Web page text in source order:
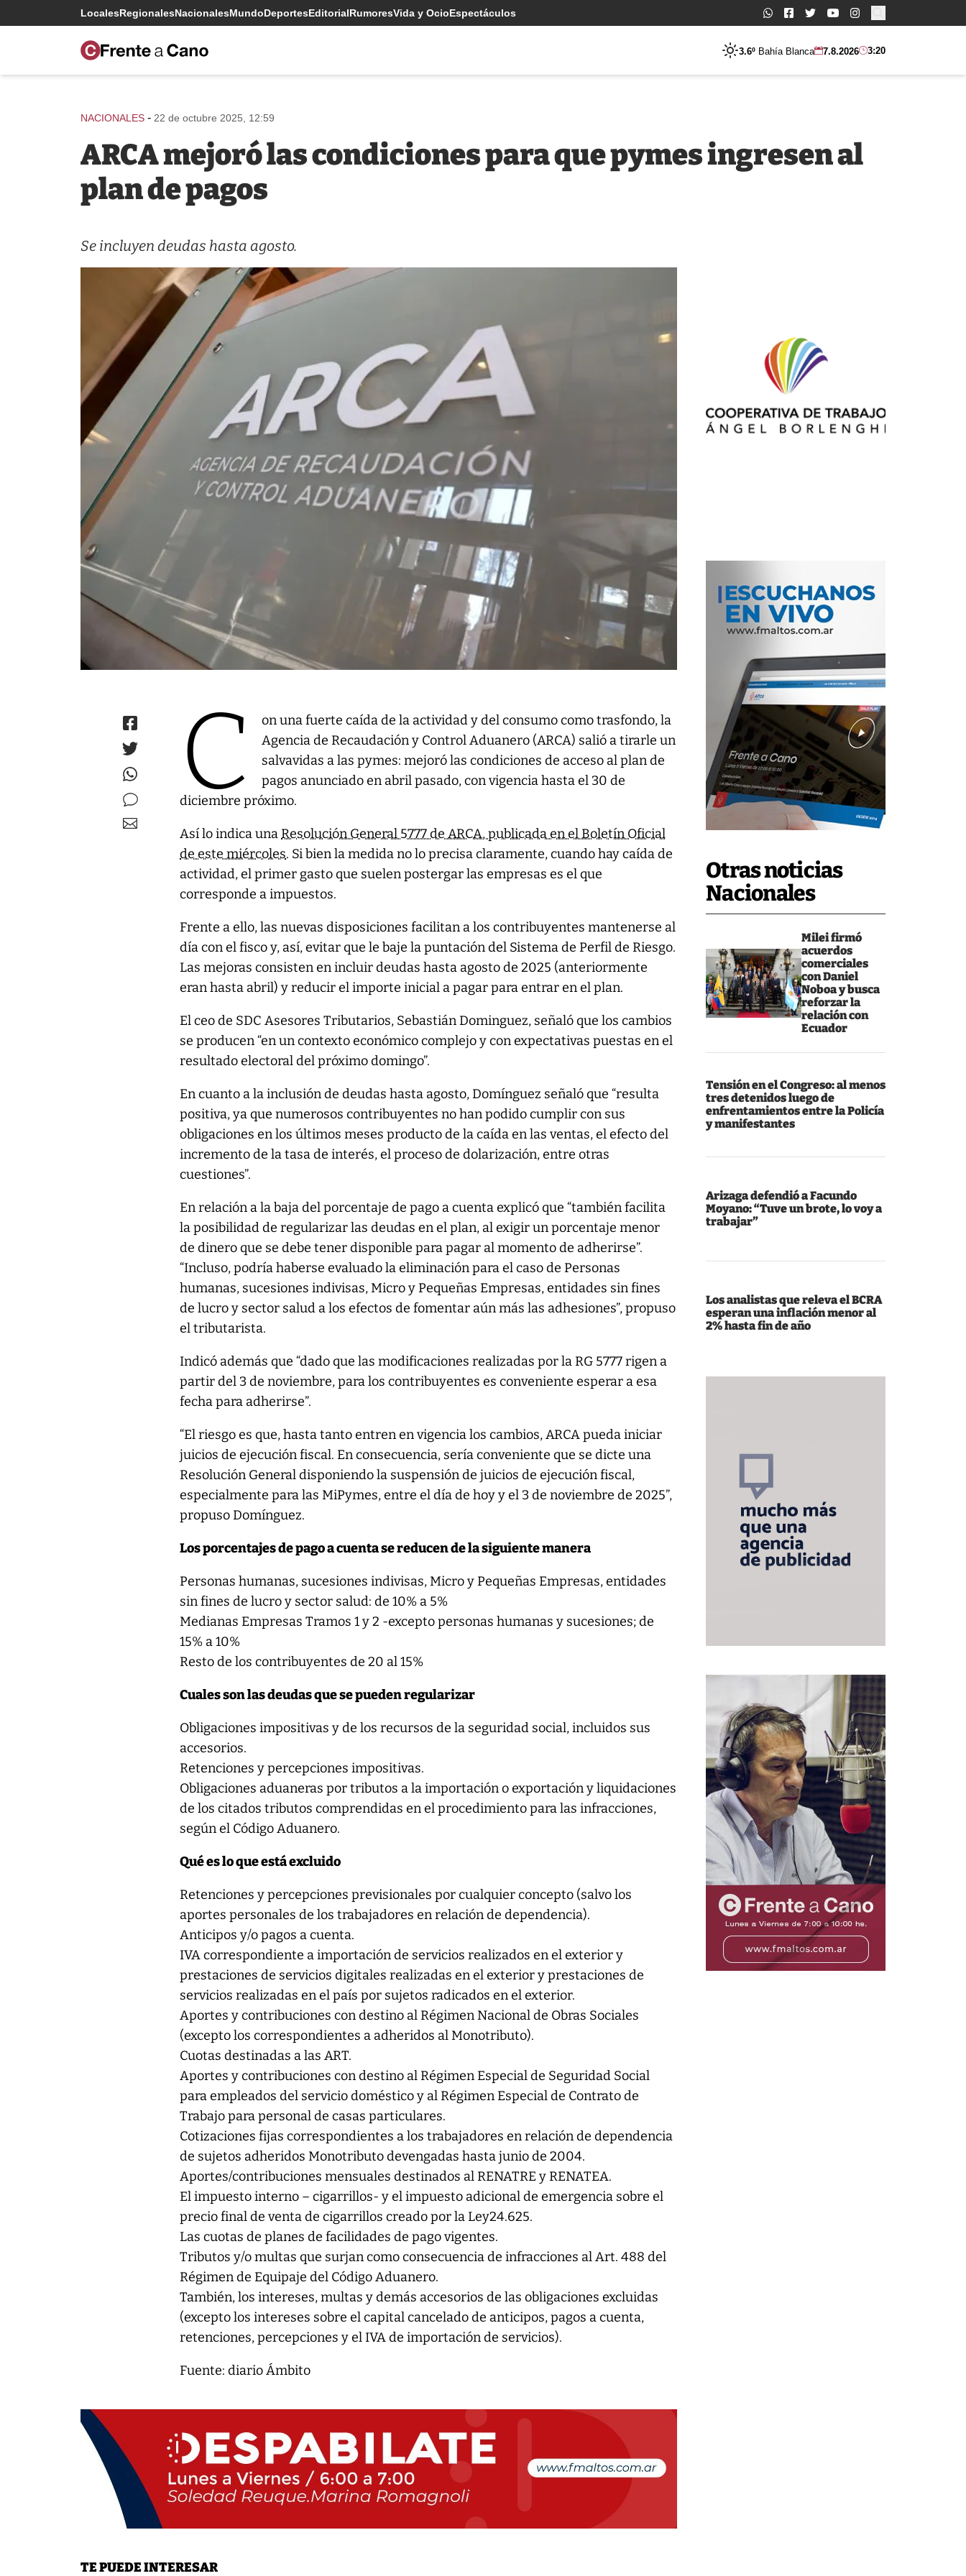
LocalesRegionalesNacionalesMundoDeportesEditorialRumoresVida y OcioEspectáculos Buscar:
3.6º Bahía Blanca 7.8.2026 3:20
Otras noticias
Nacionales
Milei firmó
acuerdos
comerciales
con Daniel
Noboa y busca
reforzar la
relación con
Ecuador
Tensión en el Congreso: al menos
tres detenidos luego de
enfrentamientos entre la Policía
y manifestantes
Arizaga defendió a Facundo
Moyano: “Tuve un brote, lo voy a
trabajar”
Los analistas que releva el BCRA
esperan una inflación menor al
2% hasta fin de año
NACIONALES - 22 de octubre 2025, 12:59
ARCA mejoró las condiciones para que pymes ingresen al
plan de pagos
Se incluyen deudas hasta agosto.
C
on una fuerte caída de la actividad y del consumo como trasfondo, la
Agencia de Recaudación y Control Aduanero (ARCA) salió a tirarle un
salvavidas a las pymes: mejoró las condiciones de acceso al plan de
pagos anunciado en abril pasado, con vigencia hasta el 30 de
diciembre próximo.
Así lo indica unaResolución General 5777 de ARCA, publicada en el Boletín Oficial
de este miércoles. Si bien la medida no lo precisa claramente, cuando hay caída de
actividad, el primer gasto que suelen postergar las empresas es el que
corresponde a impuestos.
Frente a ello, las nuevas disposiciones facilitan a los contribuyentes mantenerse al
día con el fisco y, así, evitar que le baje la puntación del Sistema de Perfil de Riesgo.
Las mejoras consisten en incluir deudas hasta agosto de 2025 (anteriormente
eran hasta abril) y reducir el importe inicial a pagar para entrar en el plan.
El ceo de SDC Asesores Tributarios, Sebastián Dominguez, señaló que los cambios
se producen “en un contexto económico complejo y con expectativas puestas en el
resultado electoral del próximo domingo”.
En cuanto a la inclusión de deudas hasta agosto, Domínguez señaló que “resulta
positiva, ya que numerosos contribuyentes no han podido cumplir con sus
obligaciones en los últimos meses producto de la caída en las ventas, el efecto del
incremento de la tasa de interés, el proceso de dolarización, entre otras
cuestiones”.
En relación a la baja del porcentaje de pago a cuenta explicó que “también facilita
la posibilidad de regularizar las deudas en el plan, al exigir un porcentaje menor
de dinero que se debe tener disponible para pagar al momento de adherirse”.
“Incluso, podría haberse evaluado la eliminación para el caso de Personas
humanas, sucesiones indivisas, Micro y Pequeñas Empresas, entidades sin fines
de lucro y sector salud a los efectos de fomentar aún más las adhesiones”, propuso
el tributarista.
Indicó además que “dado que las modificaciones realizadas por la RG 5777 rigen a
partir del 3 de noviembre, para los contribuyentes es conveniente esperar a esa
fecha para adherirse”.
“El riesgo es que, hasta tanto entren en vigencia los cambios, ARCA pueda iniciar
juicios de ejecución fiscal. En consecuencia, sería conveniente que se dicte una
Resolución General disponiendo la suspensión de juicios de ejecución fiscal,
especialmente para las MiPymes, entre el día de hoy y el 3 de noviembre de 2025”,
propuso Domínguez.
Los porcentajes de pago a cuenta se reducen de la siguiente manera
Personas humanas, sucesiones indivisas, Micro y Pequeñas Empresas, entidades
sin fines de lucro y sector salud: de 10% a 5%
Medianas Empresas Tramos 1 y 2 -excepto personas humanas y sucesiones; de
15% a 10%
Resto de los contribuyentes de 20 al 15%
Cuales son las deudas que se pueden regularizar
Obligaciones impositivas y de los recursos de la seguridad social, incluidos sus
accesorios.
Retenciones y percepciones impositivas.
Obligaciones aduaneras por tributos a la importación o exportación y liquidaciones
de los citados tributos comprendidas en el procedimiento para las infracciones,
según el Código Aduanero.
Qué es lo que está excluido
Retenciones y percepciones previsionales por cualquier concepto (salvo los
aportes personales de los trabajadores en relación de dependencia).
Anticipos y/o pagos a cuenta.
IVA correspondiente a importación de servicios realizados en el exterior y
prestaciones de servicios digitales realizadas en el exterior y prestaciones de
servicios realizadas en el país por sujetos radicados en el exterior.
Aportes y contribuciones con destino al Régimen Nacional de Obras Sociales
(excepto los correspondientes a adheridos al Monotributo).
Cuotas destinadas a las ART.
Aportes y contribuciones con destino al Régimen Especial de Seguridad Social
para empleados del servicio doméstico y al Régimen Especial de Contrato de
Trabajo para personal de casas particulares.
Cotizaciones fijas correspondientes a los trabajadores en relación de dependencia
de sujetos adheridos Monotributo devengadas hasta junio de 2004.
Aportes/contribuciones mensuales destinados al RENATRE y RENATEA.
El impuesto interno – cigarrillos- y el impuesto adicional de emergencia sobre el
precio final de venta de cigarrillos creado por la Ley24.625.
Las cuotas de planes de facilidades de pago vigentes.
Tributos y/o multas que surjan como consecuencia de infracciones al Art. 488 del
Régimen de Equipaje del Código Aduanero.
También, los intereses, multas y demás accesorios de las obligaciones excluidas
(excepto los intereses sobre el capital cancelado de anticipos, pagos a cuenta,
retenciones, percepciones y el IVA de importación de servicios).
Fuente: diario Ámbito
TE PUEDE INTERESAR